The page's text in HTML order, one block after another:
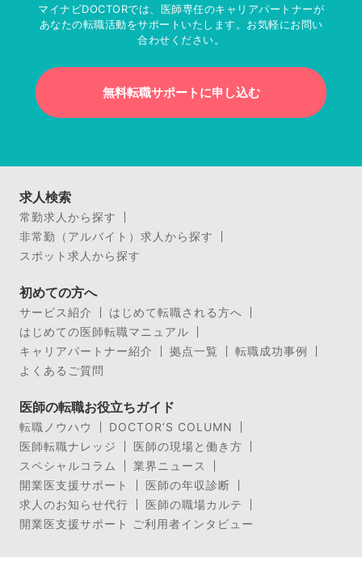
マイナビDOCTORでは、医師専任のキャリアパートナーが
あなたの転職活動をサポートいたします。お気軽にお問い
合わせください。
無料転職サポートに申し込む
求人検索
常勤求人から探す
非常勤（アルバイト）求人から探す
スポット求人から探す
初めての方へ
サービス紹介
はじめて転職される方へ
はじめての医師転職マニュアル
キャリアパートナー紹介
拠点一覧
転職成功事例
よくあるご質問
医師の転職お役立ちガイド
転職ノウハウ
DOCTOR’S COLUMN
医師転職ナレッジ
医師の現場と働き方
スペシャルコラム
業界ニュース
開業医支援サポート
医師の年収診断
求人のお知らせ代行
医師の職場カルテ
開業医支援サポート ご利用者インタビュー